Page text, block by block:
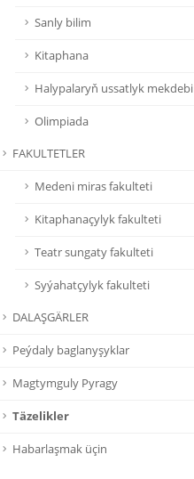
Sanly bilim
Kitaphana
Halypalaryň ussatlyk mekdebi
Olimpiada
FAKULTETLER
Medeni miras fakulteti
Kitaphanaçylyk fakulteti
Teatr sungaty fakulteti
Syýahatçylyk fakulteti
DALAŞGÄRLER
Peýdaly baglanyşyklar
Magtymguly Pyragy
Täzelikler
Habarlaşmak üçin